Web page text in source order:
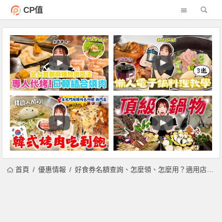
CP值
首頁 優惠情報 好食券名額查詢、怎麼領、怎麼用？適用店家、消費限制、使用期限、注意事項一起看！